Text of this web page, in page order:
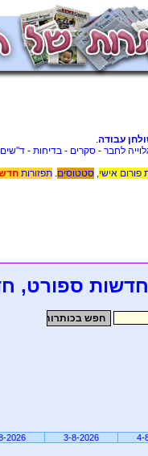
עבודה.
לחבר - סקרים - בדיחות - ד"שים
פורום אישי, סטטוסים. תפזורות
ספורט,
4-
3-8-2026
2026